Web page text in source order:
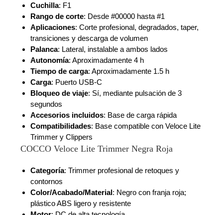
Cuchilla: F1
Rango de corte: Desde #00000 hasta #1
Aplicaciones: Corte profesional, degradados, taper,
transiciones y descarga de volumen
Palanca: Lateral, instalable a ambos lados
Autonomía: Aproximadamente 4 h
Tiempo de carga: Aproximadamente 1.5 h
Carga: Puerto USB-C
Bloqueo de viaje: Sí, mediante pulsación de 3
segundos
Accesorios incluidos: Base de carga rápida
Compatibilidades: Base compatible con Veloce Lite
Trimmer y Clippers
COCCO Veloce Lite Trimmer Negra Roja
Categoría: Trimmer profesional de retoques y
contornos
Color/Acabado/Material: Negro con franja roja;
plástico ABS ligero y resistente